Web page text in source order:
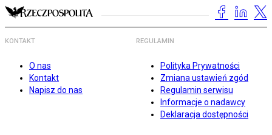
KONTAKT
O nas
Kontakt
Napisz do nas
REGULAMIN
Polityka Prywatności
Zmiana ustawień zgód
Regulamin serwisu
Informacje o nadawcy
Deklaracja dostępności